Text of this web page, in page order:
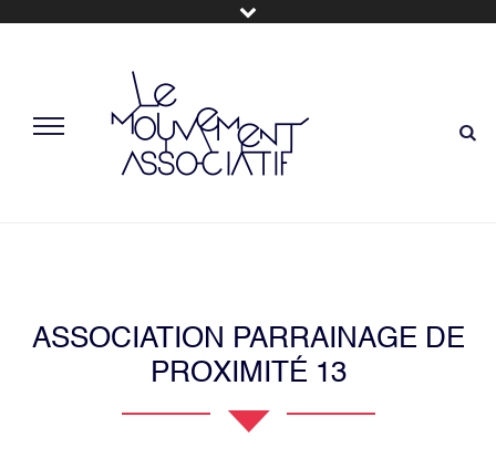
ASSOCIATION PARRAINAGE DE
PROXIMITÉ 13